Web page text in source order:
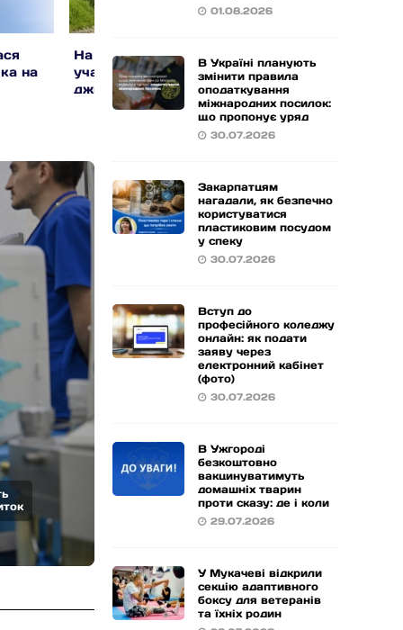
родин
на
На Закарпатті шукають
учасників незаконного
джипінгу руслом річки
мережу фейкових
криптообмінників
01.08.2026
В Україні планують
змінити правила
оподаткування
міжнародних посилок:
що пропонує уряд
30.07.2026
Закарпатцям
нагадали, як безпечно
користуватися
пластиковим посудом
у спеку
30.07.2026
Вступ до
професійного коледжу
онлайн: як подати
заяву через
електронний кабінет
(фото)
30.07.2026
В Ужгороді
безкоштовно
вакцинуватимуть
домашніх тварин
проти сказу: де і коли
29.07.2026
У Мукачеві відкрили
секцію адаптивного
боксу для ветеранів
та їхніх родин